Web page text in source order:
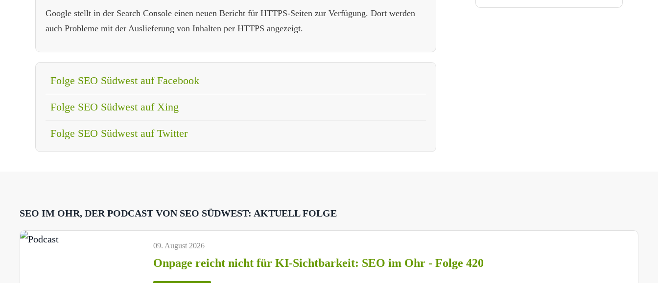
Google stellt in der Search Console einen neuen Bericht für HTTPS-Seiten zur Verfügung. Dort werden
auch Probleme mit der Auslieferung von Inhalten per HTTPS angezeigt.
Folge SEO Südwest auf Facebook
Folge SEO Südwest auf Xing
Folge SEO Südwest auf Twitter
SEO IM OHR, DER PODCAST VON SEO SÜDWEST: AKTUELL FOLGE
09. August 2026
Onpage reicht nicht für KI-Sichtbarkeit: SEO im Ohr - Folge 420